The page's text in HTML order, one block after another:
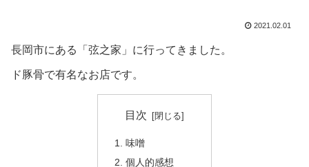
2021.02.01
長岡市にある「弦之家」に行ってきました。
ド豚骨で有名なお店です。
目次
味噌
個人的感想